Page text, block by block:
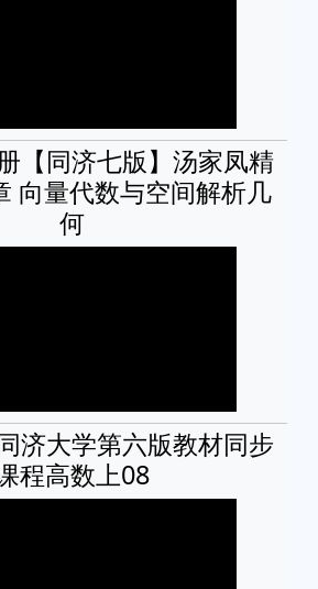
【同济七版】汤家凤精
向量代数与空间解析几
何
济大学第六版教材同步
程高数上08